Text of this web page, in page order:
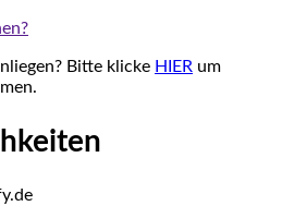
Bitte klicke HIER um